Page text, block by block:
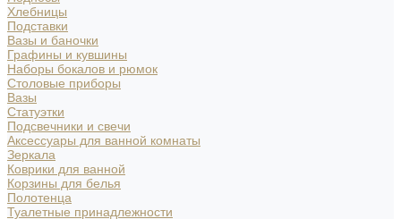
Хлебницы
Подставки
Вазы и баночки
Графины и кувшины
Наборы бокалов и рюмок
Столовые приборы
Вазы
Статуэтки
Подсвечники и свечи
Аксессуары для ванной комнаты
Зеркала
Коврики для ванной
Корзины для белья
Полотенца
Туалетные принадлежности